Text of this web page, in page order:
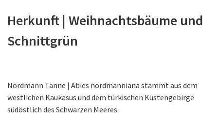
Herkunft | Weihnachtsbäume und
Schnittgrün
Nordmann Tanne | Abies nordmanniana stammt aus dem
westlichen Kaukasus und dem türkischen Küstengebirge
südöstlich des Schwarzen Meeres.